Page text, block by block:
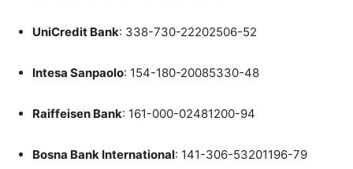
UniCredit Bank: 338-730-22202506-52
Intesa Sanpaolo: 154-180-20085330-48
Raiffeisen Bank: 161-000-02481200-94
Bosna Bank International: 141-306-53201196-79